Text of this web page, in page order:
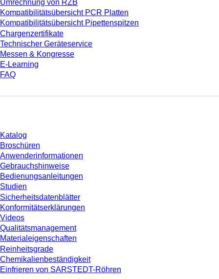
Umrechnung von RZB
Kompatibilitätsübersicht PCR Platten
Kompatibilitätsübersicht Pipettenspitzen
Chargenzertifikate
Technischer Geräteservice
Messen & Kongresse
E-Learning
FAQ
Katalog
Broschüren
Anwenderinformationen
Gebrauchshinweise
Bedienungsanleitungen
Studien
Sicherheitsdatenblätter
Konformitätserklärungen
Videos
Qualitätsmanagement
Materialeigenschaften
Reinheitsgrade
Chemikalienbeständigkeit
Einfrieren von SARSTEDT-Röhren